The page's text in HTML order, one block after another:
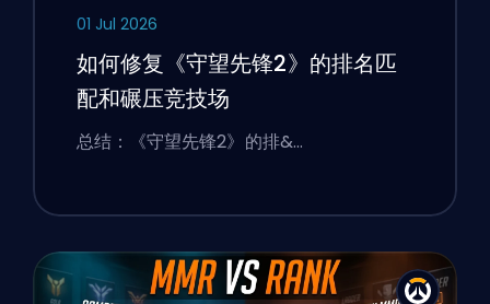
01 Jul 2026
如何修复《守望先锋2》的排名匹
配和碾压竞技场
总结：《守望先锋2》的排&…